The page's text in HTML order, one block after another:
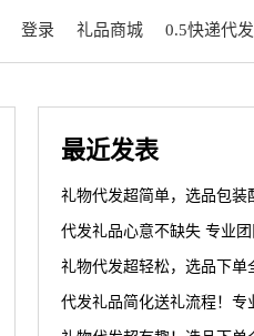
登录 礼品商城 0.5快递代发
最近发表